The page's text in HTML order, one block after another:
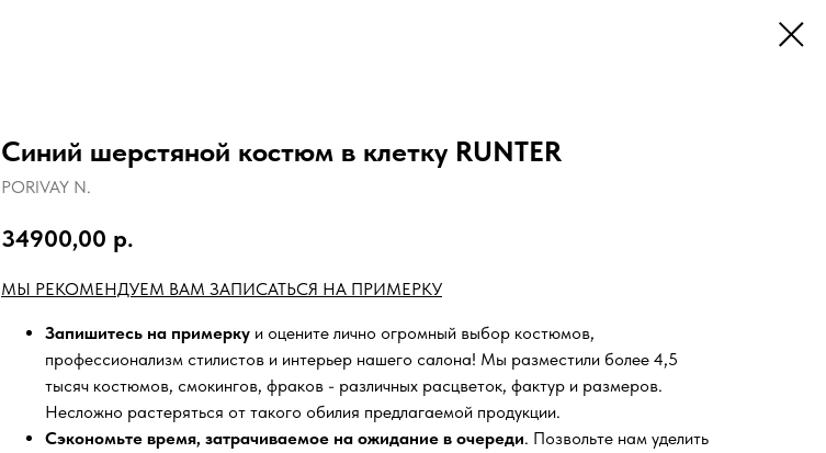
Синий шерстяной костюм в клетку RUNTER
PORIVAY N.
34900,00 р.
МЫ РЕКОМЕНДУЕМ ВАМ ЗАПИСАТЬСЯ НА ПРИМЕРКУ
Запишитесь на примерку и оцените лично огромный выбор костюмов,
профессионализм стилистов и интерьер нашего салона! Мы разместили более 4,5
тысяч костюмов, смокингов, фраков - различных расцветок, фактур и размеров.
Несложно растеряться от такого обилия предлагаемой продукции.
Сэкономьте время, затрачиваемое на ожидание в очереди. Позвольте нам уделить